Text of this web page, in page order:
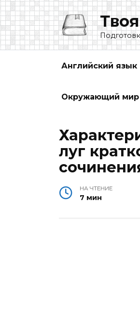
Перейти
к
содержанию
Английский язык
Окружающий мир
луг
НА ЧТЕНИЕ
7 мин